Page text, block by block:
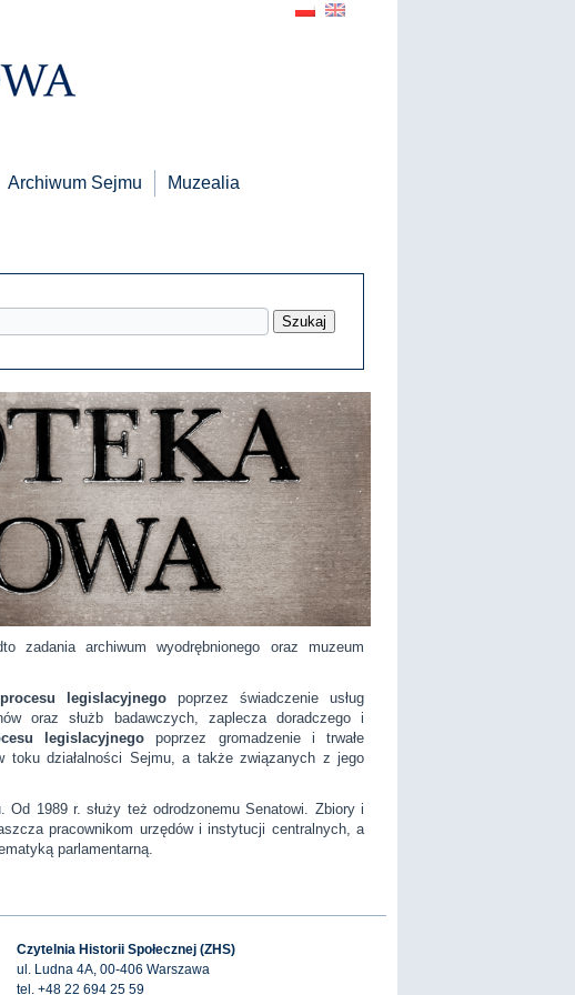
Archiwum Sejmu Muzealia
zadania archiwum wyodrębnionego oraz muzeum
legislacyjnegopoprzez świadczenie usług
oraz służb badawczych, zaplecza doradczego i
legislacyjnego poprzez gromadzenie i trwałe
toku działalności Sejmu, a także związanych z jego
1989 r. służy też odrodzonemu Senatowi. Zbiory i
pracownikom urzędów i instytucji centralnych, a
parlamentarną.
Czytelnia Historii Społecznej (ZHS)
ul. Ludna 4A, 00-406 Warszawa
tel. +48 22 694 25 59